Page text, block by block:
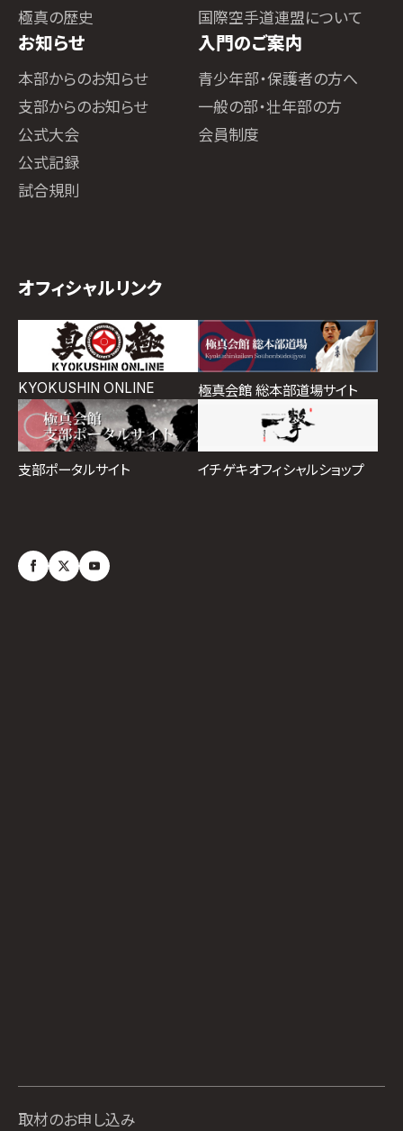
極真の歴史
国際空手道連盟について
お知らせ
本部からのお知らせ
支部からのお知らせ
公式大会
公式記録
試合規則
入門のご案内
青少年部・保護者の方へ
一般の部・壮年部の方
会員制度
オフィシャルリンク
KYOKUSHIN ONLINE 極真会館 総本部道場サイト
支部ポータルサイト イチゲキオフィシャルショップ
取材のお申し込み